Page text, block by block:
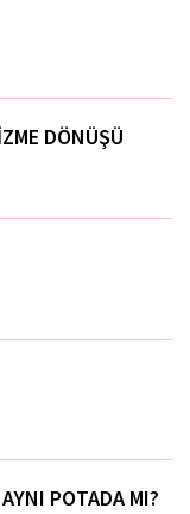
DÖNÜŞÜ
POTADA MI?